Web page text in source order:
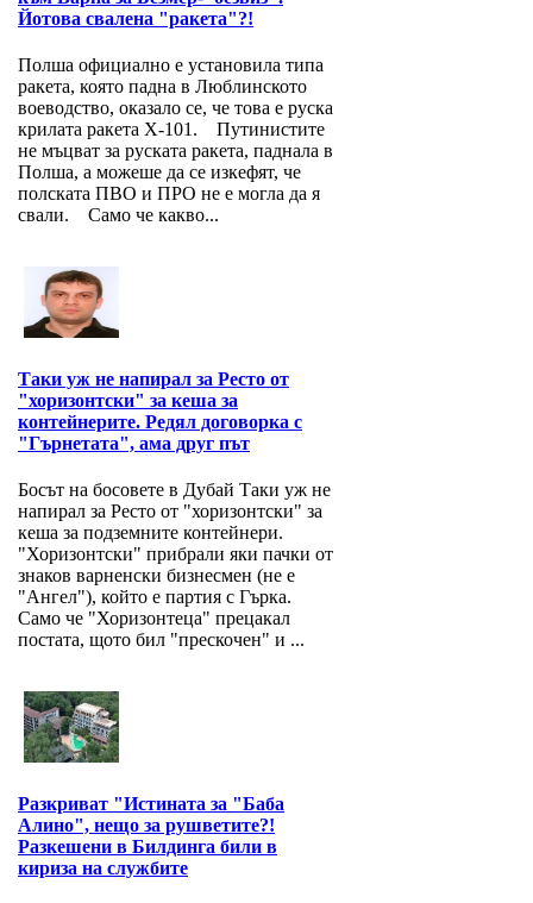
Йотова свалена "ракета"?!
Полша официално е установила типа
ракета, която падна в Люблинското
воеводство, оказало се, че това е руска
крилата ракета Х-101. Путинистите
не мъцват за руската ракета, паднала в
Полша, а можеше да се изкефят, че
полската ПВО и ПРО не е могла да я
свали. Само че какво...
Таки уж не напирал за Ресто от
"хоризонтски" за кеша за
контейнерите. Редял договорка с
"Гърнетата", ама друг път
Босът на босовете в Дубай Таки уж не
напирал за Ресто от "хоризонтски" за
кеша за подземните контейнери.
"Хоризонтски" прибрали яки пачки от
знаков варненски бизнесмен (не е
"Ангел"), който е партия с Гърка.
Само че "Хоризонтеца" прецакал
постата, щото бил "прескочен" и ...
Разкриват "Истината за "Баба
Алино", нещо за рушветите?!
Разкешени в Билдинга били в
кириза на службите